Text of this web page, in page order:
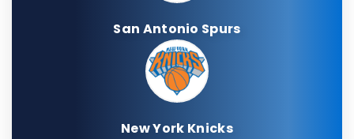
San Antonio Spurs
New York Knicks